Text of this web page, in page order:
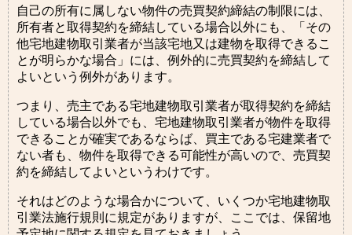
自己の所有に属しない物件の売買契約締結の制限には、
所有者と取得契約を締結している場合以外にも、「その
他宅地建物取引業者が当該宅地又は建物を取得できるこ
とが明らかな場合」には、例外的に売買契約を締結して
よいという例外があります。
つまり、売主である宅地建物取引業者が取得契約を締結
している場合以外でも、宅地建物取引業者が物件を取得
できることが確実であるならば、買主である宅建業者で
ない者も、物件を取得できる可能性が高いので、売買契
約を締結してよいというわけです。
それはどのような場合かについて、いくつか宅地建物取
引業法施行規則に規定がありますが、ここでは、保留地